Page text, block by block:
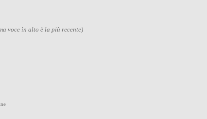
voce in alto è la più recente)